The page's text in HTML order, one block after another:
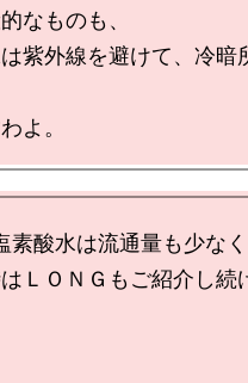
なものも、
紫外線を避けて、冷暗
素酸水は流通量も少な
ＬＯＮＧもご紹介し続